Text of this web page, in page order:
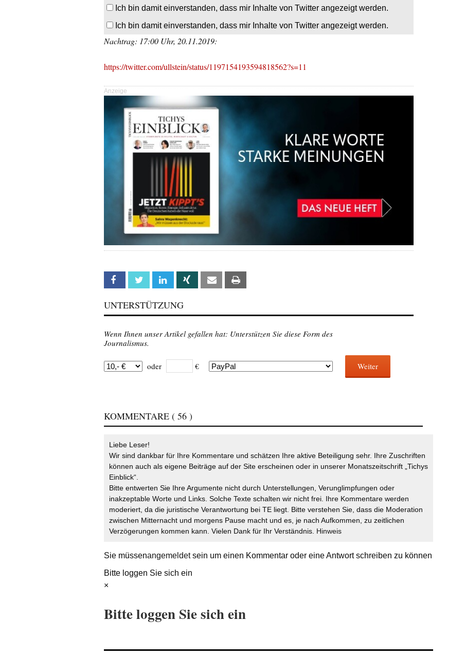
Ich bin damit einverstanden, dass mir Inhalte von Twitter angezeigt werden.
Ich bin damit einverstanden, dass mir Inhalte von Twitter angezeigt werden.
Nachtrag: 17:00 Uhr, 20.11.2019:
https://twitter.com/ullstein/status/1197154193594818562?s=11
Anzeige
Facebook Twitter Linkedin Xing Email
UNTERSTÜTZUNG
Wenn Ihnen unser Artikel gefallen hat: Unterstützen Sie diese Form des
Journalismus.
oder € Weiter
KOMMENTARE ( 56 )
Liebe Leser!
Wir sind dankbar für Ihre Kommentare und schätzen Ihre aktive Beteiligung sehr. Ihre Zuschriften
können auch als eigene Beiträge auf der Site erscheinen oder in unserer Monatszeitschrift „Tichys
Einblick“.
Bitte entwerten Sie Ihre Argumente nicht durch Unterstellungen, Verunglimpfungen oder
inakzeptable Worte und Links. Solche Texte schalten wir nicht frei. Ihre Kommentare werden
moderiert, da die juristische Verantwortung bei TE liegt. Bitte verstehen Sie, dass die Moderation
zwischen Mitternacht und morgens Pause macht und es, je nach Aufkommen, zu zeitlichen
Verzögerungen kommen kann. Vielen Dank für Ihr Verständnis. Hinweis
Sie müssenangemeldetsein um einen Kommentar oder eine Antwort schreiben zu können
Bitte loggen Sie sich ein
×
Bitte loggen Sie sich ein